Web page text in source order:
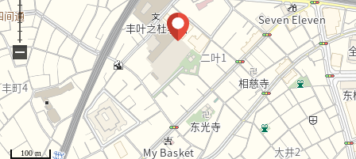
・阳台有洗手台
▼设备
・在厨房，净水器、垃圾处理器的
・全自动浴室
・也便于雨天的洗衣的浴室换气干燥暖气时机附带
・在厕所，附带舒适的温水冲洗马桶座
100 m
−